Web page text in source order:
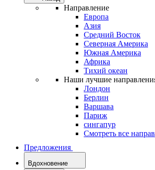
Направление
Европа
Азия
Средний Восток
Северная Америка
Южная Америка
Африка
Тихий океан
Наши лучшие
Лондон
Берлин
Варшава
Париж
сингапур
Смотреть все
Предложения
Вдохновение